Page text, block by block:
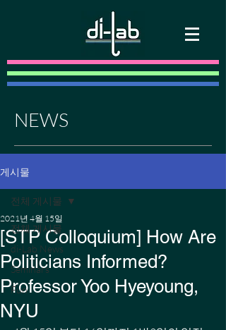
NEWS
게시물
전체 게시물
di-Lab News
Seminars
Fun
전체 게시물
[STP Colloquium] How Are
Politicians Informed?
Professor Yoo Hyeyoung,
NYU
2021년 4월 15일